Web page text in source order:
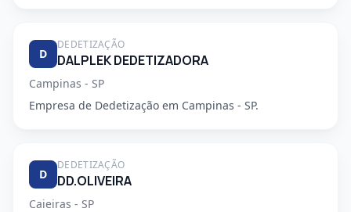
D
DEDETIZAÇÃO
DALPLEK DEDETIZADORA
Campinas - SP
Empresa de Dedetização em Campinas - SP.
D
DEDETIZAÇÃO
DD.OLIVEIRA
Caieiras - SP